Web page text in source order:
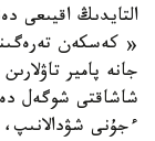
التايدىڭ اقيىعى
« كەسكەن
جانە پامير
شاشاقتى شوگەل
ءجۇنى